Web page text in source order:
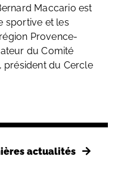
Maccario est
sportive et les
Provence-
du Comité
président du Cercle
actualités